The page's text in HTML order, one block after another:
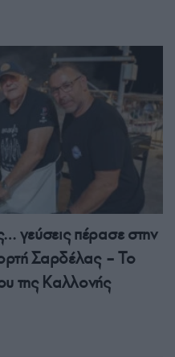
γεύσεις πέρασε στην
Σαρδέλας – Το
της Καλλονής